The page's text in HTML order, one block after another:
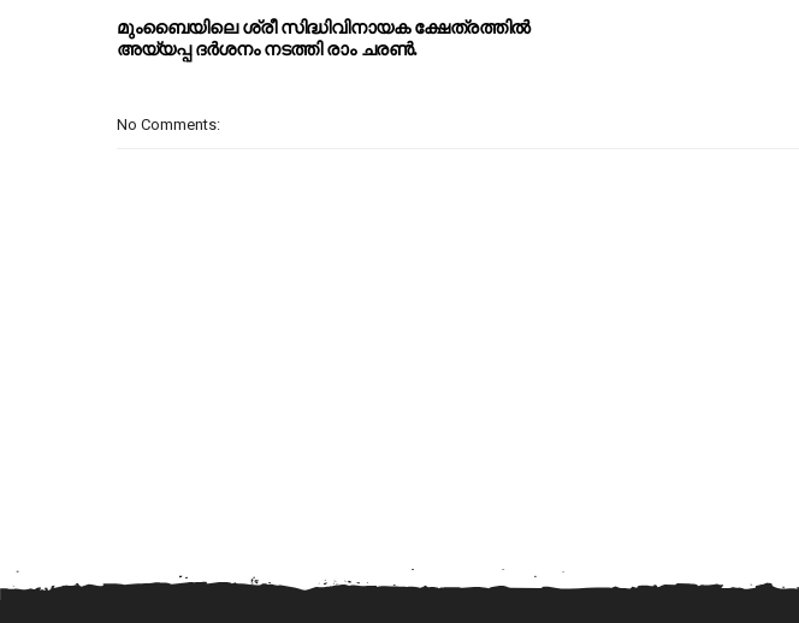
മുംബൈയിലെ ശ്രീ സിദ്ധിവിനായക ക്ഷേത്രത്തിൽ
അയ്യപ്പ ദർശനം നടത്തി രാം ചരണ്‍.
No Comments: